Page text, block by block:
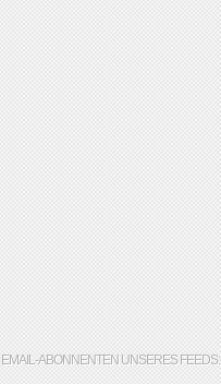
EMAIL-ABONNENTEN UNSERES FEEDS: